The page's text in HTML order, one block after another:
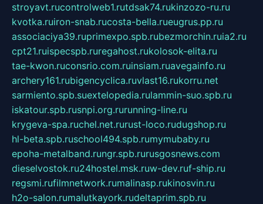
stroyavt.rucontrolweb1.rutdsak74.rukinzozo-ru.ru
kvotka.ruiron-snab.rucosta-bella.rueugrus.pp.ru
associaciya39.ruprimexpo.spb.rubezmorchin.ruia2.ru
cpt21.ruispecspb.ruregahost.rukolosok-elita.ru
tae-kwon.ruconsrio.com.ruinsiam.ruavegainfo.ru
archery161.rubigencyclica.ruvlast16.rukorru.net
sarmiento.spb.suextelopedia.rulammin-suo.spb.ru
iskatour.spb.rusnpi.org.rurunning-line.ru
krygeva-spa.ruchel.net.rurust-loco.rudugshop.ru
hl-beta.spb.ruschool494.spb.rumymubaby.ru
epoha-metalband.rungr.spb.rurusgosnews.com
dieselvostok.ru24hostel.msk.ruw-dev.ruf-ship.ru
regsmi.rufilmnetwork.rumalinasp.rukinosvin.ru
h2o-salon.rumalutkayork.rudeltaprim.spb.ru